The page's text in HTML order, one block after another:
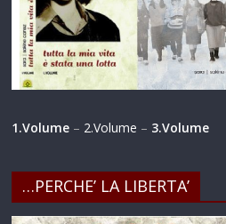
1.Volume – 2.Volume – 3.Volume
…PERCHE’ LA LIBERTA’